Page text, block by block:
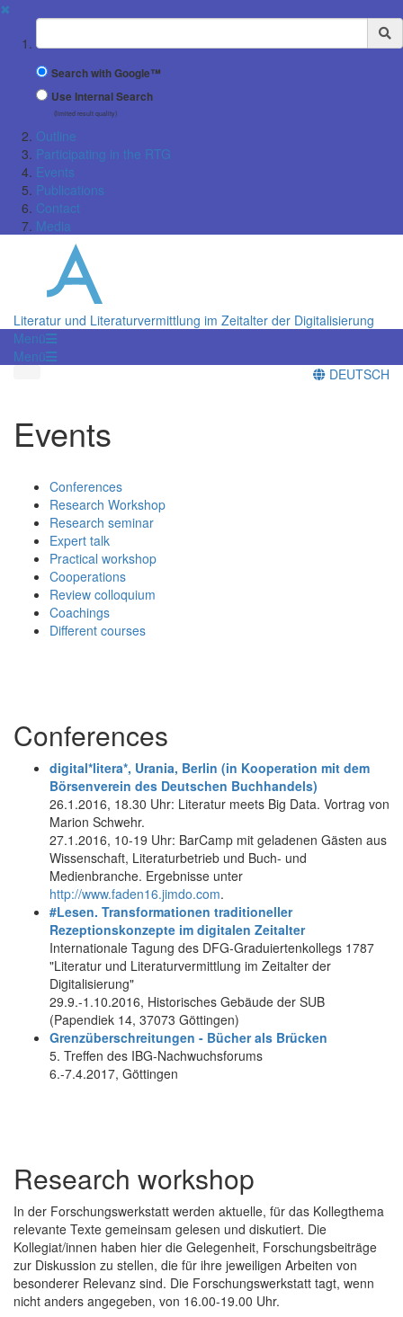
✖
Suchbegriff
Search with Google™
Use Internal Search
(limited result quality)
Outline
Participating in the RTG
Events
Publications
Contact
Media
Literatur und Literaturvermittlung im Zeitalter der Digitalisierung
Menü
Menü
DEUTSCH
Events
Conferences
Research Workshop
Research seminar
Expert talk
Practical workshop
Cooperations
Review colloquium
Coachings
Different courses
Conferences
digital*litera*, Urania, Berlin (in Kooperation mit dem
Börsenverein des Deutschen Buchhandels)
26.1.2016, 18.30 Uhr: Literatur meets Big Data. Vortrag von
Marion Schwehr.
27.1.2016, 10-19 Uhr: BarCamp mit geladenen Gästen aus
Wissenschaft, Literaturbetrieb und Buch- und
Medienbranche. Ergebnisse unter
http://www.faden16.jimdo.com.
#Lesen. Transformationen traditioneller
Rezeptionskonzepte im digitalen Zeitalter
Internationale Tagung des DFG-Graduiertenkollegs 1787
"Literatur und Literaturvermittlung im Zeitalter der
Digitalisierung"
29.9.-1.10.2016, Historisches Gebäude der SUB
(Papendiek 14, 37073 Göttingen)
Grenzüberschreitungen - Bücher als Brücken
5. Treffen des IBG-Nachwuchsforums
6.-7.4.2017, Göttingen
Research workshop
In der Forschungswerkstatt werden aktuelle, für das Kollegthema
relevante Texte gemeinsam gelesen und diskutiert. Die
Kollegiat/innen haben hier die Gelegenheit, Forschungsbeiträge
zur Diskussion zu stellen, die für ihre jeweiligen Arbeiten von
besonderer Relevanz sind. Die Forschungswerkstatt tagt, wenn
nicht anders angegeben, von 16.00-19.00 Uhr.